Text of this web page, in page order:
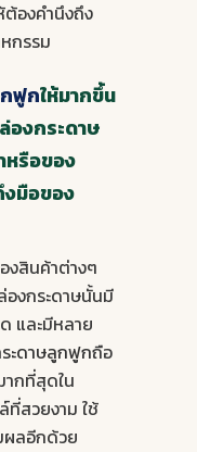
ต้องคำนึงถึง
กรรม
ฟูกให้มากขึ้น
องกระดาษ
หรือของ
มือของ
งสินค้าต่างๆ
งกระดาษนั้นมี
และมีหลาย
ะดาษลูกฟูกถือ
ากที่สุดใน
ที่สวยงาม ใช้
ผลอีกด้วย